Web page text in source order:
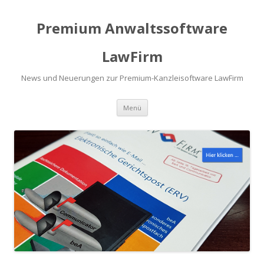
Premium Anwaltssoftware
LawFirm
News und Neuerungen zur Premium-Kanzleisoftware LawFirm
Menü